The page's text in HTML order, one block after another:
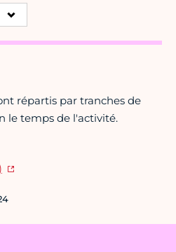
répartis par tranches de
le temps de l'activité.